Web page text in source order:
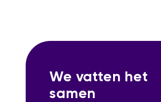
We vatten het
samen